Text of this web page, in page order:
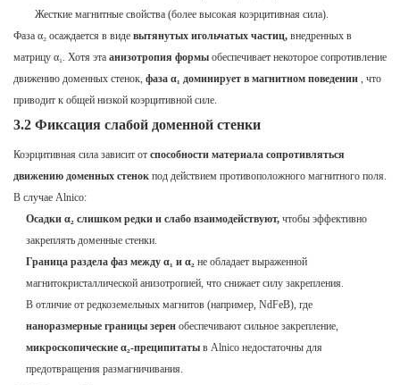
Жесткие магнитные свойства (более высокая коэрцитивная сила).
Фаза α₂ осаждается в виде вытянутых игольчатых частиц, внедренных в
матрицу α₁. Хотя эта анизотропия формы обеспечивает некоторое сопротивление
движению доменных стенок, фаза α₁ доминирует в магнитном поведении , что
приводит к общей низкой коэрцитивной силе.
3.2 Фиксация слабой доменной стенки
Коэрцитивная сила зависит от способности материала сопротивляться
движению доменных стенок под действием противоположного магнитного поля.
В случае Alnico:
Осадки α₂ слишком редки и слабо взаимодействуют, чтобы эффективно
закреплять доменные стенки.
Граница раздела фаз между α₁ и α₂ не обладает выраженной
магнитокристаллической анизотропией, что снижает силу закрепления.
В отличие от редкоземельных магнитов (например, NdFeB), где
наноразмерные границы зерен обеспечивают сильное закрепление,
микроскопические α₂-преципитаты в Alnico недостаточны для
предотвращения размагничивания.